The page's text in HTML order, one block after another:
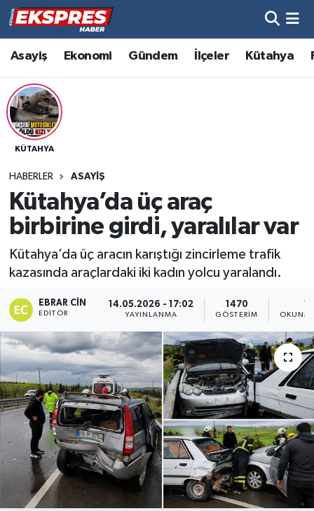
Asayiş Ekonomi Gündem İlçeler Kütahya
KÜTAHYA
HABERLER ASAYIŞ
Kütahya’da üç araç
birbirine girdi, yaralılar var
Kütahya’da üç aracın karıştığı zincirleme trafik
kazasında araçlardaki iki kadın yolcu yaralandı.
EBRAR CIN
EDITÖR
14.05.2026 - 17:02
YAYINLANMA
1470
GÖSTERIM
Altıntaş
Asayiş
Aslanapa
Bölge
Çavdarhisar
Domaniç
Dumlupınar
Dünya
Eğitim
Ekonomi
Emet
Foto Galeri
Hava Durumu
Trafik Durumu
Süper Lig Puan Durumu ve Fikstür
Son Dakika Haberleri
Haber Arşivi